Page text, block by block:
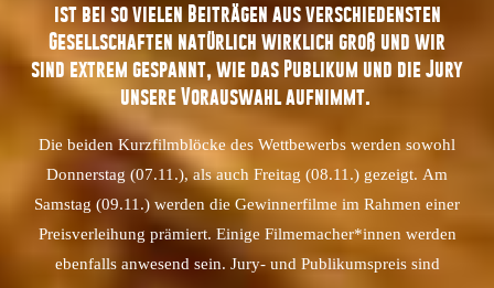
ist bei so vielen Beiträgen aus verschiedensten
Gesellschaften natürlich wirklich groß und wir
sind extrem gespannt, wie das Publikum und die Jury
unsere Vorauswahl aufnimmt.
Die beiden Kurzfilmblöcke des Wettbewerbs werden sowohl
Donnerstag (07.11.), als auch Freitag (08.11.) gezeigt. Am
Samstag (09.11.) werden die Gewinnerfilme im Rahmen einer
Preisverleihung prämiert. Einige Filmemacher*innen werden
ebenfalls anwesend sein. Jury- und Publikumspreis sind